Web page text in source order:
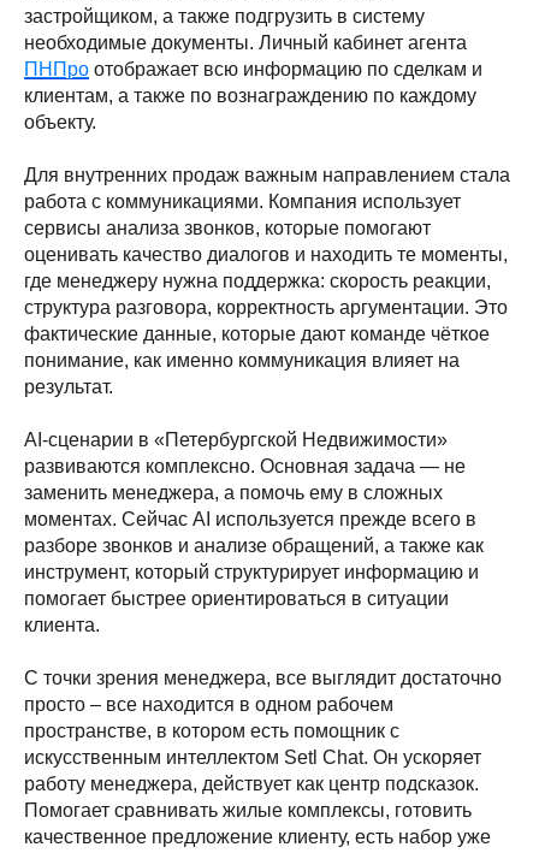
застройщиком, а также подгрузить в систему
необходимые документы. Личный кабинет агента
ПНПро отображает всю информацию по сделкам и
клиентам, а также по вознаграждению по каждому
объекту.
Для внутренних продаж важным направлением стала
работа с коммуникациями. Компания использует
сервисы анализа звонков, которые помогают
оценивать качество диалогов и находить те моменты,
где менеджеру нужна поддержка: скорость реакции,
структура разговора, корректность аргументации. Это
фактические данные, которые дают команде чёткое
понимание, как именно коммуникация влияет на
результат.
AI-сценарии в «Петербургской Недвижимости»
развиваются комплексно. Основная задача — не
заменить менеджера, а помочь ему в сложных
моментах. Сейчас AI используется прежде всего в
разборе звонков и анализе обращений, а также как
инструмент, который структурирует информацию и
помогает быстрее ориентироваться в ситуации
клиента.
С точки зрения менеджера, все выглядит достаточно
просто – все находится в одном рабочем
пространстве, в котором есть помощник с
искусственным интеллектом Setl Chat. Он ускоряет
работу менеджера, действует как центр подсказок.
Помогает сравнивать жилые комплексы, готовить
качественное предложение клиенту, есть набор уже